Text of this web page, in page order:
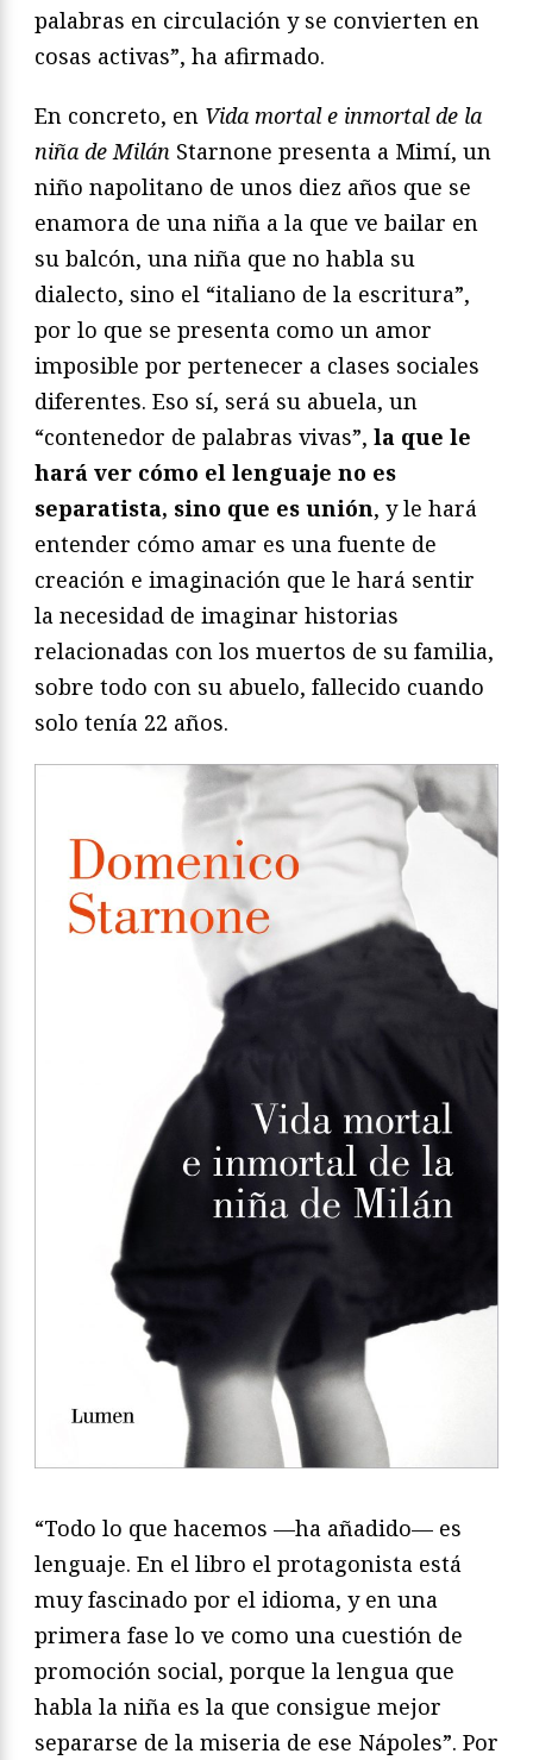
palabras en circulación y se convierten en
cosas activas”, ha afirmado.
En concreto, en Vida mortal e inmortal de la
niña de Milán Starnone presenta a Mimí, un
niño napolitano de unos diez años que se
enamora de una niña a la que ve bailar en
su balcón, una niña que no habla su
dialecto, sino el “italiano de la escritura”,
por lo que se presenta como un amor
imposible por pertenecer a clases sociales
diferentes. Eso sí, será su abuela, un
“contenedor de palabras vivas”, la que le
hará ver cómo el lenguaje no es
separatista, sino que es unión, y le hará
entender cómo amar es una fuente de
creación e imaginación que le hará sentir
la necesidad de imaginar historias
relacionadas con los muertos de su familia,
sobre todo con su abuelo, fallecido cuando
solo tenía 22 años.
“Todo lo que hacemos —ha añadido— es
lenguaje. En el libro el protagonista está
muy fascinado por el idioma, y en una
primera fase lo ve como una cuestión de
promoción social, porque la lengua que
habla la niña es la que consigue mejor
separarse de la miseria de ese Nápoles”. Por